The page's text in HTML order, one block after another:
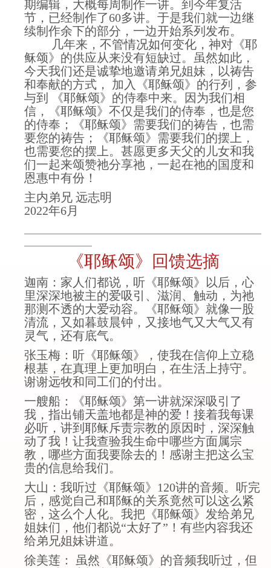
期编辑，大概每周制作一讲。到今年复活
节，已经制作了60多讲。于是我们就一边继
续制作余下的部分，一边开始系列发布。
几年来，不管情况如何变化，神对《耶
稣颂》的供应从来没有短缺过。虽然如此，
今天我们还是诚挚地邀请弟兄姐妹，以祷告
和奉献的方式， 加入《耶稣颂》的行列，参
与到 《耶稣颂》的侍奉中来。因为我们相
信，《耶稣颂》不仅是我们的侍奉，也是您
的侍奉；《耶稣颂》需要我们的祷告，也需
要您的祷告；《耶稣颂》需要我们的摆上，
也需要您的摆上。甚愿更多天父的儿女和我
们一起来颂赞祂分享祂，一起在祂的国度和
恩惠中有份！
主内弟兄 远志明
2022年6月
《耶稣颂》回馈选摘
迦南：家人们都说，听《耶稣颂》以后，心
里深深地被主的爱吸引、滋润、触动，为祂
那测不透的大爱动容。《耶稣颂》就像一股
清流，又如暮鼓晨钟，又接地气又大气又有
灵气，还有底气。
张玉梅：听《耶稣颂》，使我在信仰上立稳
根基，在真理上更加明白，在生活上持守。
谢谢远牧和同工们的付出。
一艘船：《耶稣颂》第一讲就深深吸引了
我，指出铺天盖地都是神的爱！接着我每课
必听，讲到耶稣斥责宗教的原因时，深深触
动了我！让我查验我生命中哪些方面属宗
教，哪些方面我要除去的！感谢主把这么宝
贵的信息给我们。
大山：我听过《耶稣颂》120讲的音频。听完
后，感觉自己和耶稣的关系竟然可以这么紧
密，这么个人化。我把《耶稣颂》发给弟兄
姐妹们，他们都说“太好了”！有些内容我还
给弟兄姐妹讲道。
徐美莲： 虽然《耶稣颂》的音频我听过，但